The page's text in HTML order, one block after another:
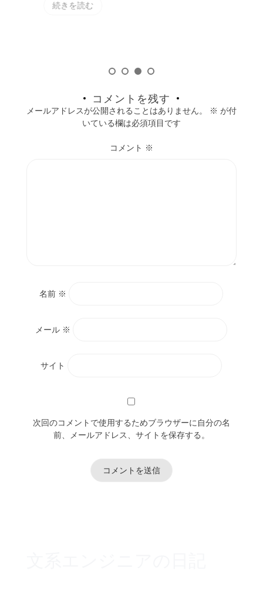
続きを読む
コメントを残す
メールアドレスが公開されることはありません。 ※ が付
いている欄は必須項目です
コメント ※
名前 ※
メール ※
サイト
次回のコメントで使用するためブラウザーに自分の名
前、メールアドレス、サイトを保存する。